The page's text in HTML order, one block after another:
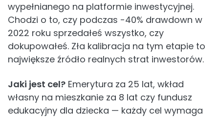
wypełnianego na platformie inwestycyjnej.
Chodzi o to, czy podczas -40% drawdown w
2022 roku sprzedałeś wszystko, czy
dokupowałeś. Zła kalibracja na tym etapie to
największe źródło realnych strat inwestorów.
Jaki jest cel? Emerytura za 25 lat, wkład
własny na mieszkanie za 8 lat czy fundusz
edukacyjny dla dziecka — każdy cel wymaga